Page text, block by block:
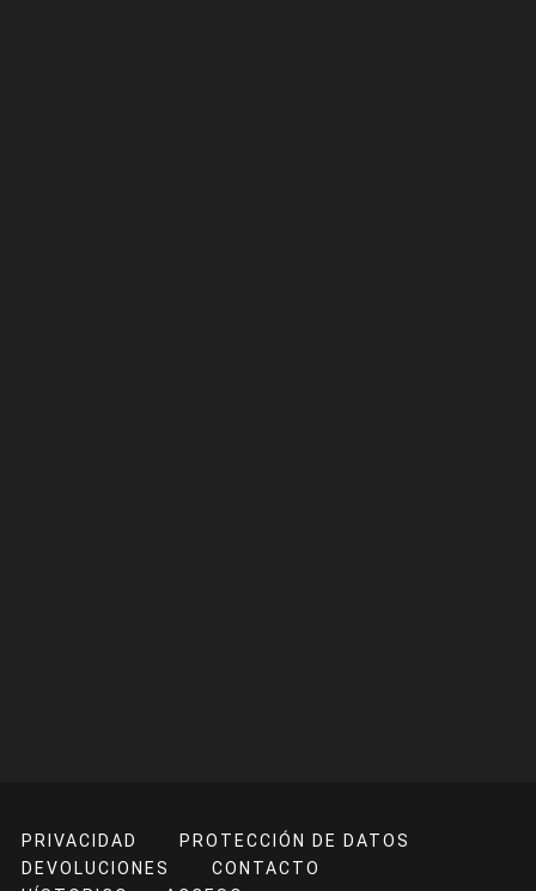
PRIVACIDAD
PROTECCIÓN DE DATOS
DEVOLUCIONES
CONTACTO